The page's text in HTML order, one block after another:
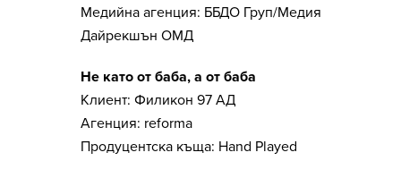
Медийна агенция: ББДО Груп/Медия
Дайрекшън ОМД
Не като от баба, а от баба
Клиент: Филикон 97 АД
Агенция: reforma
Продуцентска къща: Hand Played